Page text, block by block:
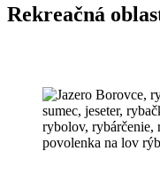
Rekreačná